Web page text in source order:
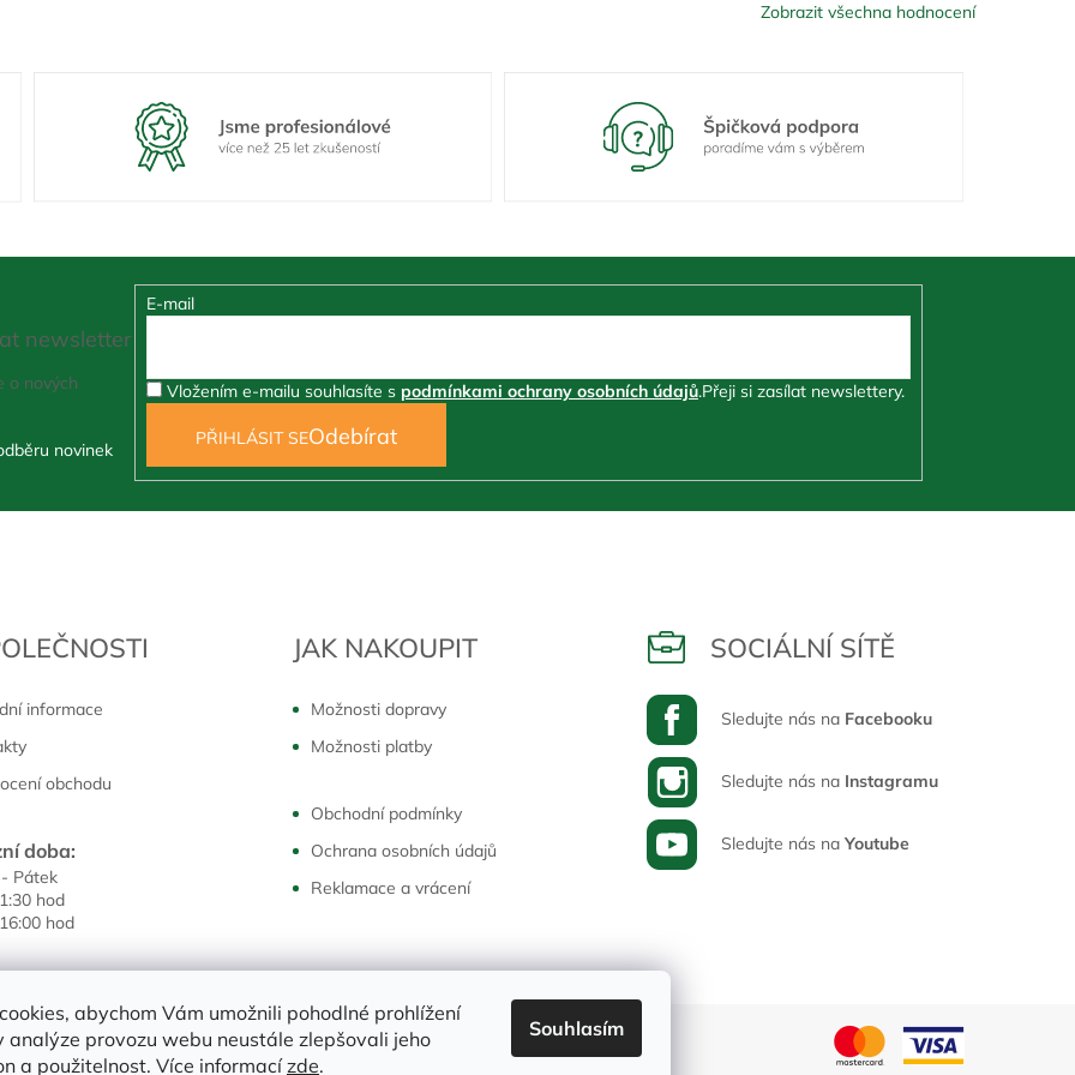
abychom Vám umožnili pohodlné prohlížení
analýze provozu webu neustále zlepšovali jeho
a použitelnost. Více informacízde.
Souhlasím
Zobrazit všechna hodnocení
informace
obchodu
doba:
Pátek
hod
hod
JAK NAKOUPIT
Možnosti dopravy
Možnosti platby
Obchodní podmínky
Ochrana osobních údajů
Reklamace a vrácení
SOCIÁLNÍ SÍTĚ
Sledujte nás na Facebooku
Sledujte nás na Instagramu
Sledujte nás na Youtube
newsletter
o nových
E-mail
Vložením e-mailu souhlasíte s podmínkami ochrany osobních údajů.Přeji si zasílat newslettery.
PŘIHLÁSIT SE